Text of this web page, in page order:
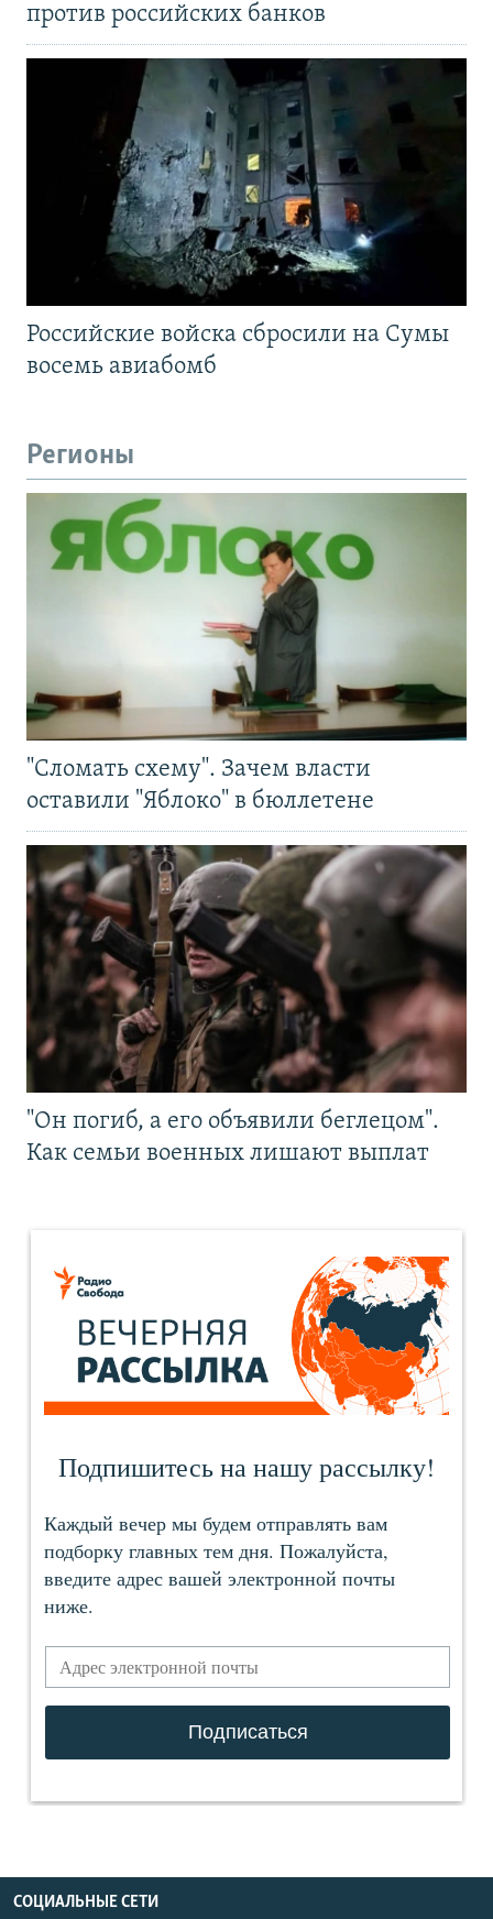
против российских банков
Российские войска сбросили на Сумы
восемь авиабомб
Регионы
"Сломать схему". Зачем власти
оставили "Яблоко" в бюллетене
"Он погиб, а его объявили беглецом".
Как семьи военных лишают выплат
СОЦИАЛЬНЫЕ СЕТИ